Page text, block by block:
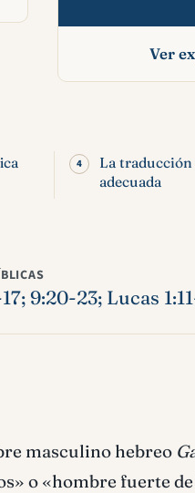
Ver
La traducción
adecuada
9:20-23; Lucas
masculino hebreo
o «hombre fuerte